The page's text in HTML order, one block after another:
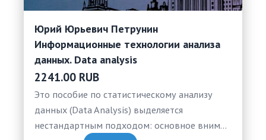
Юрий Юрьевич Петрунин
Информационные технологии анализа
данных. Data analysis
2241.00 RUB
Это пособие по статистическому анализу
данных (Data Analysis) выделяется
нестандартным подходом: основное вним…